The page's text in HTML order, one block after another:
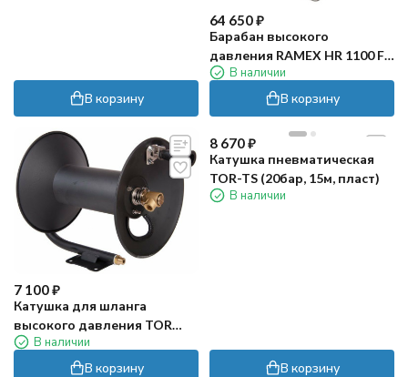
В корзину
64 650₽
Барабан высокого
давления RAMEX HR 1100 FE
(200бар, 20м, окраш)
В наличии
В корзину
7 100₽
Катушка для шланга
высокого давления TOR
(275бар, 15м, окр. сталь)
В наличии
В корзину
8 670₽
Катушка пневматическая
TOR-TS (20бар, 15м, пласт)
В наличии
В корзину